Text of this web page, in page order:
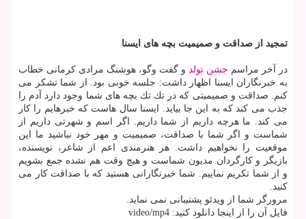
تمجید از صداقت و صمیمیت بچه های ایسنا
در آخر مراسم جشن تولد و گفت وگو، هوشنگ مرادی كرمانی خطاب
به خبرنگاران ایسنا اظهار داشت: جلسه خوبی بود. از شما تشكر می
كنم. صداقت و صمیمیتی كه در تك تك بچه های شما وجود دارد آدم را
جذب می كند كه به این جا بیاید. ایسنا سال هاست كه خبرهایم را كار
می كند. ما هرچه داریم از شما داریم. اگر اسم و شهرتی داریم از
شماست و اگر شما با صداقت، صمیمیت و مهر خود نباشید ما این
موقعیت را نخواهیم داشت. هر هنرمندی اعم از شاعر، نویسنده،
بازیگر و كارگردان مدیون شماست و هیچ وقت هم نشده جمع بشویم
و از شما تكریم نماییم. شما خبرنگارانی هستید كه با صداقت كار می
كنید.
مرورگر شما از ویدئو پشتیبانی نمی نماید.
فایل آن را از اینجا دانلود كنید: video/mp4